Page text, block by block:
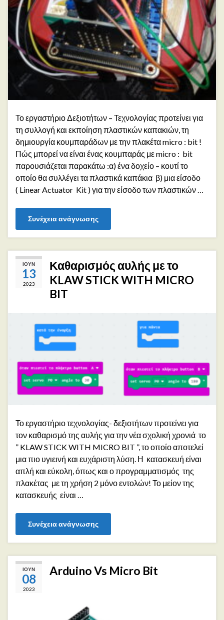
Το εργαστήριο Δεξιοτήτων – Τεχνολογίας προτείνει για
τη συλλογή και εκποίηση πλαστικών καπακιών, τη
δημιουργία κουμπαράδων με την πλακέτα micro : bit !
Πώς μπορεί να είναι ένας κουμπαράς με micro : bit
παρουσιάζεται παρακάτω :α) ένα δοχείο – κουτί το
οποίο θα συλλέγει τα πλαστικά καπάκια β) μια είσοδο
( Linear Actuator Kit ) για την είσοδο των πλαστικών …
Συνέχεια ανάγνωσης
ΙΟΎΝ
13
2023
Καθαρισμός αυλής με το
KLAW STICK WITH MICRO
BIT
Το εργαστήριο τεχνολογίας- δεξιοτήτων προτείνει για
τον καθαρισμό της αυλής για την νέα σχολική χρονιά το
” KLAW STICK WITH MICRO BIT ”, το οποίο αποτελεί
μια πιο υγιεινή και ευχάριστη λύση. Η κατασκευή είναι
απλή και εύκολη, όπως και ο προγραμματισμός της
πλακέτας με τη χρήση 2 μόνο εντολών! Το μείον της
κατασκευής είναι …
Συνέχεια ανάγνωσης
ΙΟΎΝ
08
2023
Arduino Vs Micro Bit